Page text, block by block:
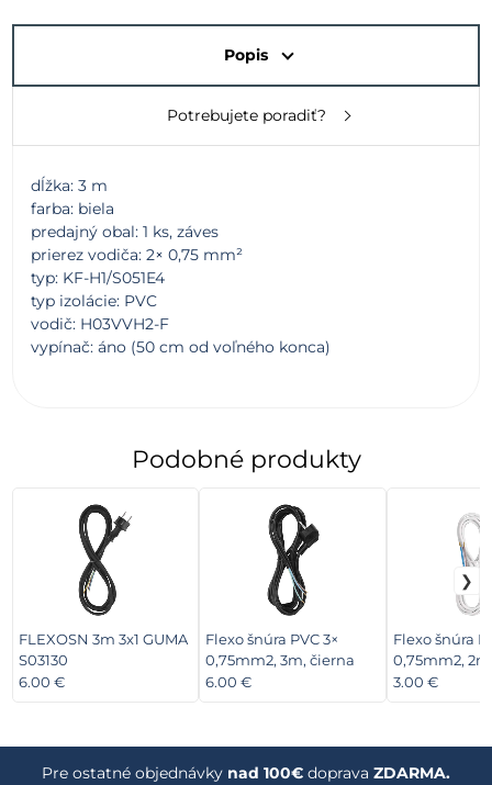
Popis
Potrebujete poradiť?
dĺžka: 3 m
farba: biela
predajný obal: 1 ks, záves
prierez vodiča: 2× 0,75 mm²
typ: KF-H1/S051E4
typ izolácie: PVC
vodič: H03VVH2-F
vypínač: áno (50 cm od voľného konca)
Podobné produkty
FLEXOSN 3m 3x1 GUMA
S03130
6.00 €
Flexo šnúra PVC 3×
0,75mm2, 3m, čierna
6.00 €
Flexo šnúra
0,75mm2,
3.00 €
Pre ostatné objednávky nad 100€ doprava ZDARMA.